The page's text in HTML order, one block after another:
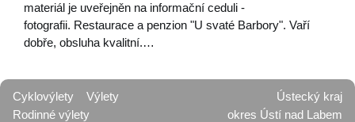
materiál je uveřejněn na informační ceduli -
fotografii. Restaurace a penzion "U svaté Barbory". Vaří
dobře, obsluha kvalitní.…
Cyklovýlety
Výlety
Rodinné výlety
Ústecký kraj
okres Ústí nad Labem